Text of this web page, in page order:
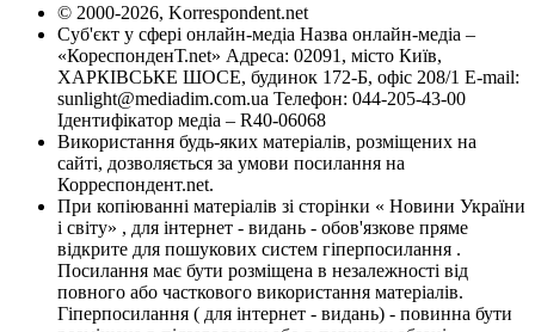
© 2000-2026, Korrespondent.net
Суб'єкт у сфері онлайн-медіа Назва онлайн-медіа –
«КореспонденТ.net» Адреса: 02091, місто Київ,
ХАРКІВСЬКЕ ШОСЕ, будинок 172-Б, офіс 208/1 E-mail:
sunlight@mediadim.com.ua Телефон: 044-205-43-00
Ідентифікатор медіа – R40-06068
Використання будь-яких матеріалів, розміщених на
сайті, дозволяється за умови посилання на
Корреспондент.net.
При копіюванні матеріалів зі сторінки « Новини України
і світу» , для інтернет - видань - обов'язкове пряме
відкрите для пошукових систем гіперпосилання .
Посилання має бути розміщена в незалежності від
повного або часткового використання матеріалів.
Гіперпосилання ( для інтернет - видань) - повинна бути